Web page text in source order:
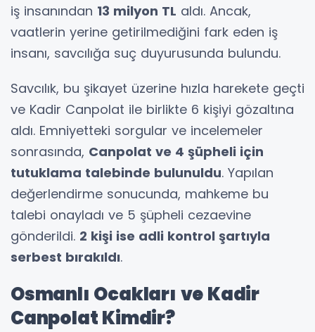
iş insanından 13 milyon TL aldı. Ancak,
vaatlerin yerine getirilmediğini fark eden iş
insanı, savcılığa suç duyurusunda bulundu.
Savcılık, bu şikayet üzerine hızla harekete geçti
ve Kadir Canpolat ile birlikte 6 kişiyi gözaltına
aldı. Emniyetteki sorgular ve incelemeler
sonrasında, Canpolat ve 4 şüpheli için
tutuklama talebinde bulunuldu. Yapılan
değerlendirme sonucunda, mahkeme bu
talebi onayladı ve 5 şüpheli cezaevine
gönderildi. 2 kişi ise adli kontrol şartıyla
serbest bırakıldı.
Osmanlı Ocakları ve Kadir
Canpolat Kimdir?